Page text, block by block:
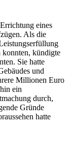
eines
Als die
konnten, kündigte
Sie hatte
und
Millionen Euro
ein
durch,
Gründe
hatte